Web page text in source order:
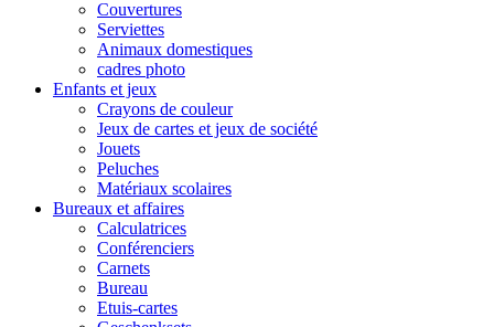
Couvertures
Serviettes
Animaux domestiques
cadres photo
Enfants et jeux
Crayons de couleur
Jeux de cartes et jeux de société
Jouets
Peluches
Matériaux scolaires
Bureaux et affaires
Calculatrices
Conférenciers
Carnets
Bureau
Etuis-cartes